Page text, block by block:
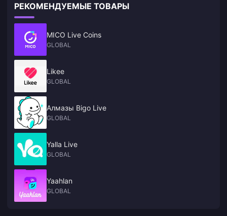
РЕКОМЕНДУЕМЫЕ ТОВАРЫ
MICO Live Coins
GLOBAL
Likee
GLOBAL
Алмазы Bigo Live
GLOBAL
Yalla Live
GLOBAL
Yaahlan
GLOBAL